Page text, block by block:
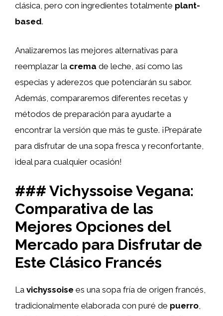
clásica, pero con ingredientes totalmente plant-
based.
Analizaremos las mejores alternativas para
reemplazar la crema de leche, así como las
especias y aderezos que potenciarán su sabor.
Además, compararemos diferentes recetas y
métodos de preparación para ayudarte a
encontrar la versión que más te guste. ¡Prepárate
para disfrutar de una sopa fresca y reconfortante,
ideal para cualquier ocasión!
### Vichyssoise Vegana:
Comparativa de las
Mejores Opciones del
Mercado para Disfrutar de
Este Clásico Francés
La vichyssoise es una sopa fría de origen francés,
tradicionalmente elaborada con puré de puerro,